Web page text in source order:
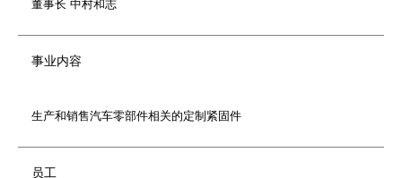
董事长 中村和志
事业内容
生产和销售汽车零部件相关的定制紧固件
员工